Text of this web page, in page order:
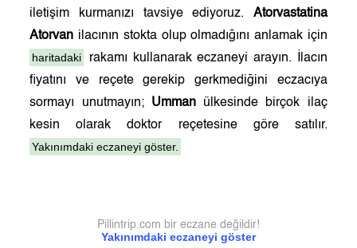
iletişim kurmanızı tavsiye ediyoruz. Atorvastatina
Atorvan ilacının stokta olup olmadığını anlamak için
haritadaki
rakamı kullanarak eczaneyi arayın. İlacın
fiyatını ve reçete gerekip gerkmediğini eczacıya
sormayı unutmayın; Ummanülkesinde birçok ilaç
kesin olarak doktor reçetesine göre satılır.
Yakınımdaki eczaneyi göster.
Yakınımdaki eczaneyi göster
Pillintrip.com bir eczane değildir!